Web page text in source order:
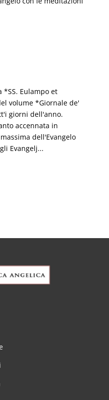
*SS. Eulampo et
volume *Giornale de'
giorni dell'anno.
accennata in
dell'Evangelo
Evangelj...